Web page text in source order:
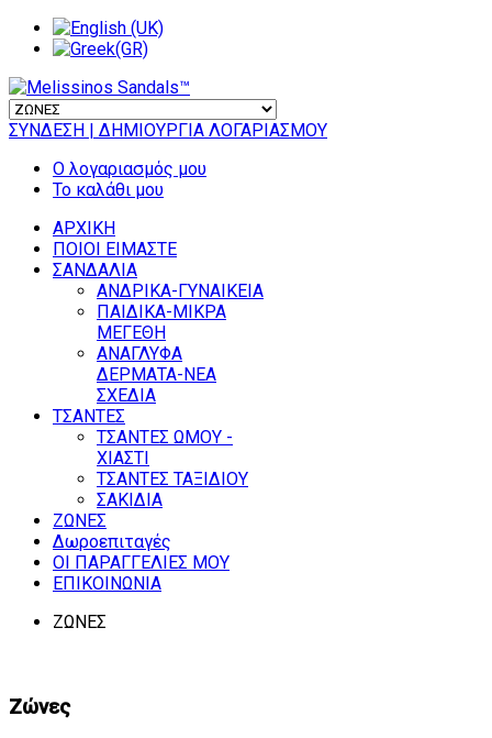
ΣΥΝΔΕΣΗ | ΔΗΜΙΟΥΡΓΙΑ ΛΟΓΑΡΙΑΣΜΟΥ
Ο λογαριασμός μου
Το καλάθι μου
ΑΡΧΙΚΗ
ΠΟΙΟΙ ΕΙΜΑΣΤΕ
ΣΑΝΔΑΛΙΑ
ΑΝΔΡΙΚΑ-ΓΥΝΑΙΚΕΙΑ
ΠΑΙΔΙΚΑ-ΜΙΚΡΑ
ΜΕΓΕΘΗ
ΑΝΑΓΛΥΦΑ
ΔΕΡΜΑΤΑ-ΝΕΑ
ΣΧΕΔΙΑ
ΤΣΑΝΤΕΣ
ΤΣΑΝΤΕΣ ΩΜΟΥ -
ΧΙΑΣΤΙ
ΤΣΑΝΤΕΣ ΤΑΞΙΔΙΟΥ
ΣΑΚΙΔΙΑ
ΖΩΝΕΣ
Δωροεπιταγές
ΟΙ ΠΑΡΑΓΓΕΛΙΕΣ ΜΟΥ
ΕΠΙΚΟΙΝΩΝΙΑ
ΖΩΝΕΣ
Ζώνες